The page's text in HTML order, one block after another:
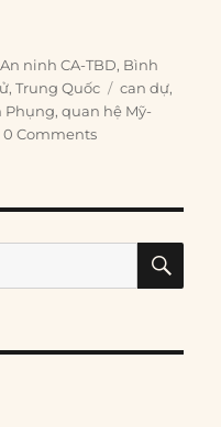
50 năm chuyến thăm Trung
Categories
An ninh CA-TBD, Bình
,Trung Quốc Tags
can dự,
Phụng,quan hệ Mỹ-
0 Comments